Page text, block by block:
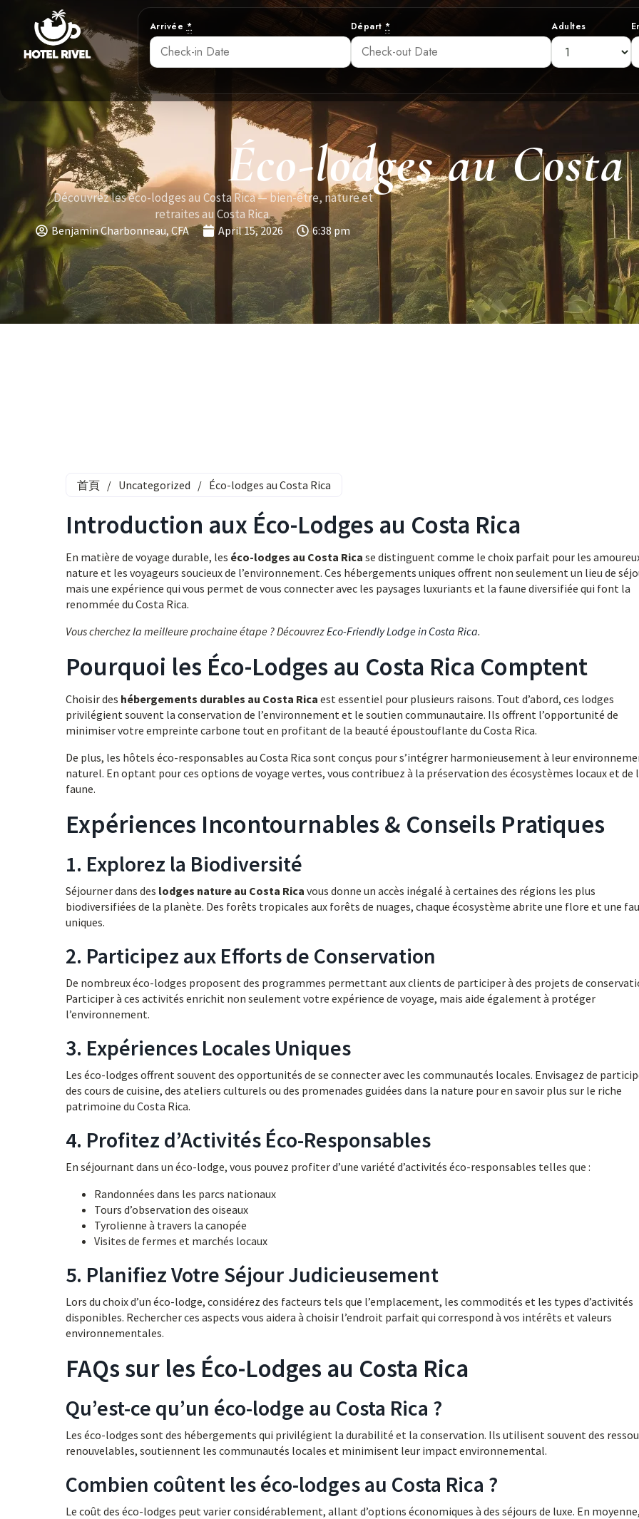
Arrivée * Départ * Adultes
Éco-lodges au
Découvrez les éco-lodges au Costa Rica — bien-être, nature et
retraites au Costa Rica.
Benjamin Charbonneau, CFA April 15, 2026 6:38 pm
首頁 / Uncategorized / Éco-lodges au Costa Rica
Introduction aux Éco-Lodges au Costa Rica
En matière de voyage durable, les éco-lodges au Costa Rica se distinguent comme le choix parfait pour les
nature et les voyageurs soucieux de l’environnement. Ces hébergements uniques offrent non seulement un lieu de
mais une expérience qui vous permet de vous connecter avec les paysages luxuriants et la faune diversifiée qui font la
renommée du Costa Rica.
Vous cherchez la meilleure prochaine étape ? DécouvrezEco-Friendly Lodge in Costa Rica.
Pourquoi les Éco-Lodges au Costa Rica Comptent
Choisir des hébergements durables au Costa Rica est essentiel pour plusieurs raisons. Tout d’abord, ces lodges
privilégient souvent la conservation de l’environnement et le soutien communautaire. Ils offrent l’opportunité de
minimiser votre empreinte carbone tout en profitant de la beauté époustouflante du Costa Rica.
De plus, les hôtels éco-responsables au Costa Rica sont conçus pour s’intégrer harmonieusement à leur
naturel. En optant pour ces options de voyage vertes, vous contribuez à la préservation des écosystèmes locaux et de
faune.
Expériences Incontournables & Conseils Pratiques
1. Explorez la Biodiversité
Séjourner dans des lodges nature au Costa Rica vous donne un accès inégalé à certaines des régions les plus
biodiversifiées de la planète. Des forêts tropicales aux forêts de nuages, chaque écosystème abrite une flore et une
uniques.
2. Participez aux Efforts de Conservation
De nombreux éco-lodges proposent des programmes permettant aux clients de participer à des projets de
Participer à ces activités enrichit non seulement votre expérience de voyage, mais aide également à protéger
l’environnement.
3. Expériences Locales Uniques
Les éco-lodges offrent souvent des opportunités de se connecter avec les communautés locales. Envisagez de
des cours de cuisine, des ateliers culturels ou des promenades guidées dans la nature pour en savoir plus sur le riche
patrimoine du Costa Rica.
4. Profitez d’Activités Éco-Responsables
En séjournant dans un éco-lodge, vous pouvez profiter d’une variété d’activités éco-responsables telles que :
Randonnées dans les parcs nationaux
Tours d’observation des oiseaux
Tyrolienne à travers la canopée
Visites de fermes et marchés locaux
5. Planifiez Votre Séjour Judicieusement
Lors du choix d’un éco-lodge, considérez des facteurs tels que l’emplacement, les commodités et les types d’activités
disponibles. Rechercher ces aspects vous aidera à choisir l’endroit parfait qui correspond à vos intérêts et valeurs
environnementales.
FAQs sur les Éco-Lodges au Costa Rica
Qu’est-ce qu’un éco-lodge au Costa Rica ?
Les éco-lodges sont des hébergements qui privilégient la durabilité et la conservation. Ils utilisent souvent des
renouvelables, soutiennent les communautés locales et minimisent leur impact environnemental.
Combien coûtent les éco-lodges au Costa Rica ?
Le coût des éco-lodges peut varier considérablement, allant d’options économiques à des séjours de luxe. En